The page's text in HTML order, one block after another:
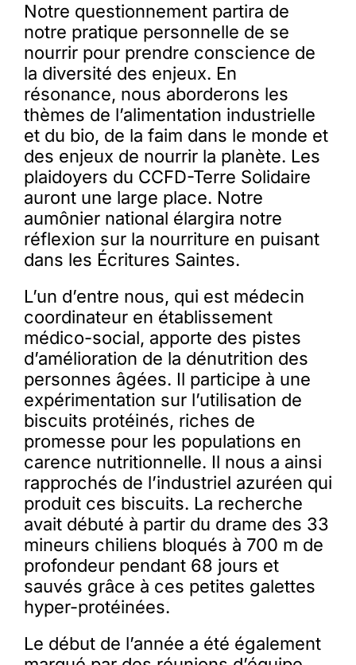
Notre questionnement partira de
notre pratique personnelle de se
nourrir pour prendre conscience de
la diversité des enjeux. En
résonance, nous aborderons les
thèmes de l’alimentation industrielle
et du bio, de la faim dans le monde et
des enjeux de nourrir la planète. Les
plaidoyers du CCFD-Terre Solidaire
auront une large place. Notre
aumônier national élargira notre
réflexion sur la nourriture en puisant
dans les Écritures Saintes.
L’un d’entre nous, qui est médecin
coordinateur en établissement
médico-social, apporte des pistes
d’amélioration de la dénutrition des
personnes âgées. Il participe à une
expérimentation sur l’utilisation de
biscuits protéinés, riches de
promesse pour les populations en
carence nutritionnelle. Il nous a ainsi
rapprochés de l’industriel azuréen qui
produit ces biscuits. La recherche
avait débuté à partir du drame des 33
mineurs chiliens bloqués à 700 m de
profondeur pendant 68 jours et
sauvés grâce à ces petites galettes
hyper-protéinées.
Le début de l’année a été également